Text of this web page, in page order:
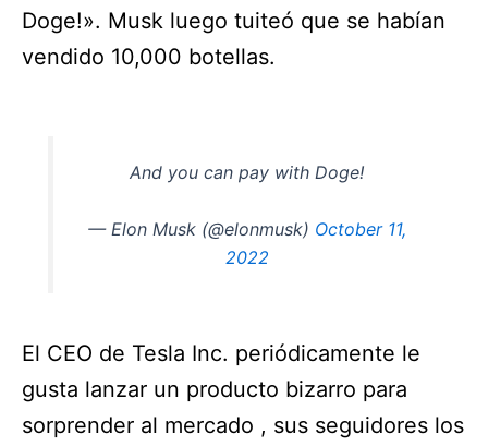
Doge!». Musk luego tuiteó que se habían
vendido 10,000 botellas.
And you can pay with Doge!
— Elon Musk (@elonmusk) October 11,
2022
El CEO de Tesla Inc. periódicamente le
gusta lanzar un producto bizarro para
sorprender al mercado , sus seguidores los